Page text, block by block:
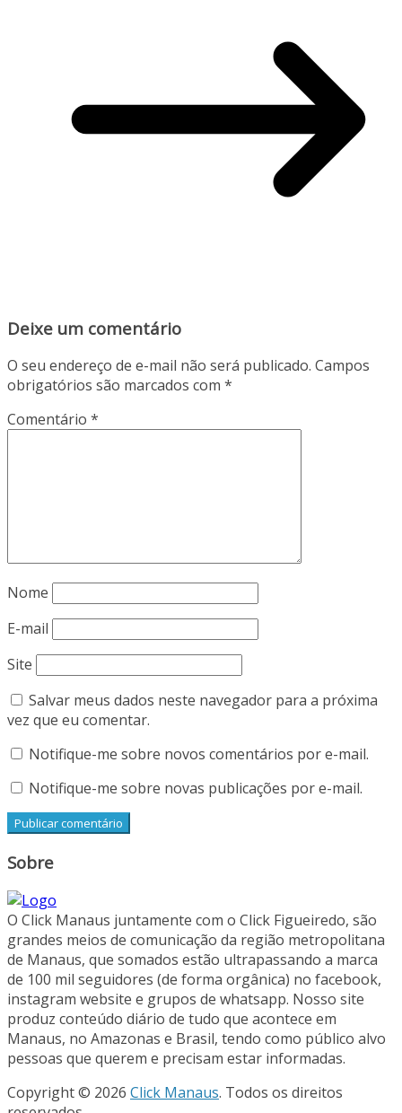
Deixe um comentário
O seu endereço de e-mail não será publicado. Campos
obrigatórios são marcados com *
Comentário *
Nome
E-mail
Site
Salvar meus dados neste navegador para a próxima
vez que eu comentar.
Notifique-me sobre novos comentários por e-mail.
Notifique-me sobre novas publicações por e-mail.
Sobre
O Click Manaus juntamente com o Click Figueiredo, são
grandes meios de comunicação da região metropolitana
de Manaus, que somados estão ultrapassando a marca
de 100 mil seguidores (de forma orgânica) no facebook,
instagram website e grupos de whatsapp. Nosso site
produz conteúdo diário de tudo que acontece em
Manaus, no Amazonas e Brasil, tendo como público alvo
pessoas que querem e precisam estar informadas.
Copyright © 2026 Click Manaus. Todos os direitos